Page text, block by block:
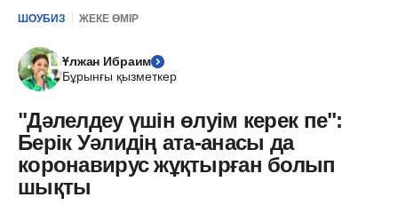
ШОУБИЗ ЖЕКЕ ӨМІР
Ұлжан Ибраим
Бұрынғы қызметкер
"Дәлелдеу үшін өлуім керек пе":
Берік Уәлидің ата-анасы да
коронавирус жұқтырған болып
шықты